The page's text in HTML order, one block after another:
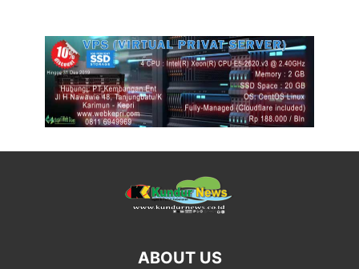
ABOUT US